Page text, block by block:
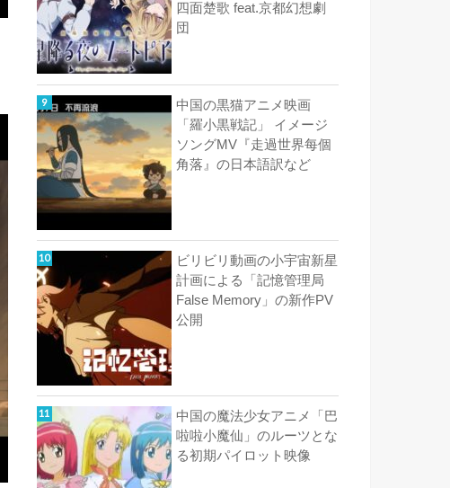
四面楚歌 feat.京都幻想劇
団
中国の黒猫アニメ映画
「羅小黒戦記」 イメージ
ソングMV『走過世界每個
角落』の日本語訳など
ビリビリ動画の小宇宙新星
計画による「記憶管理局
False Memory」の新作PV
公開
中国の魔法少女アニメ「巴
啦啦小魔仙」のルーツとな
る初期パイロット映像